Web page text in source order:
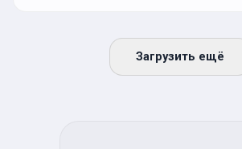
Загрузить ещё